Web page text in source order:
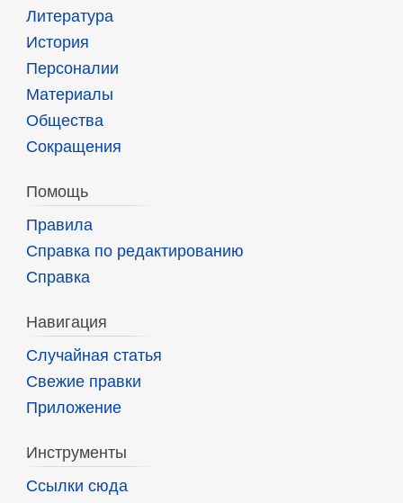
Литература
История
Персоналии
Материалы
Общества
Сокращения
Помощь
Правила
Справка по редактированию
Справка
Навигация
Случайная статья
Свежие правки
Приложение
Инструменты
Ссылки сюда